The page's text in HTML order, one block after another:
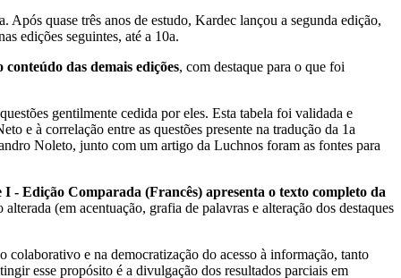
quase três anos de estudo, Kardec lançou a segunda edição,
edições seguintes, até a 10a.
das demais edições, com destaque para o que foi
gentilmente cedida por eles. Esta tabela foi validada e
e à correlação entre as questões presente na tradução da 1a
Noleto, junto com um artigo da Luchnos foram as fontes para
- Edição Comparada (Francês) apresenta o texto completo da
(em acentuação, grafia de palavras e alteração dos destaques
e na democratização do acesso à informação, tanto
esse propósito é a divulgação dos resultados parciais em